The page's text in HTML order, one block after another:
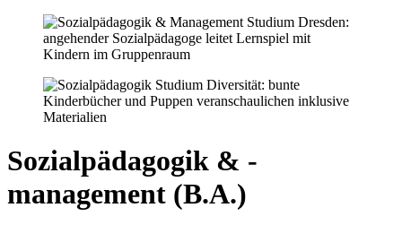
Sozialpädagogik & -
management (B.A.)